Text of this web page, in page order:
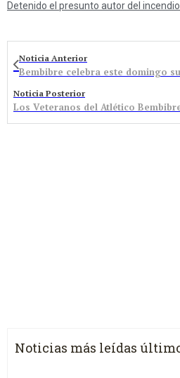
Detenido el presunto autor del
Noticia Anterior
Noticia Posterior
Noticias más leídas